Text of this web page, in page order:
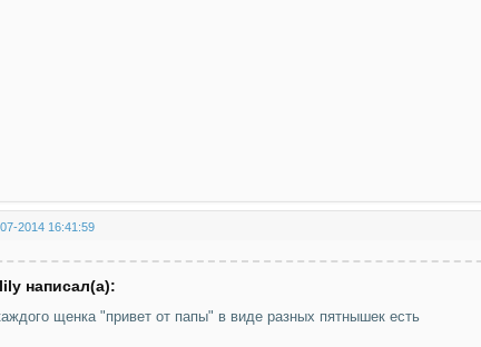
2014 16:41:59
написал(а):
щенка "привет от папы" в виде разных пятнышек есть